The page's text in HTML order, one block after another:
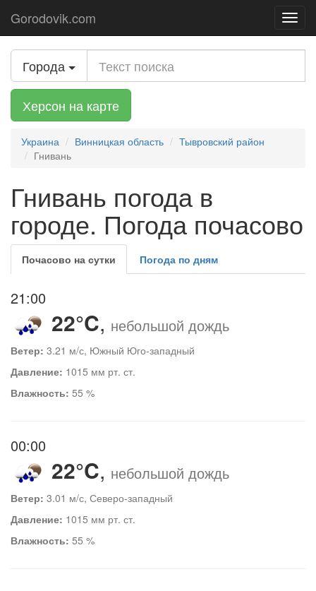
Gorodovik.com
Города
Херсон на карте
Украина Винницкая область
Тывровский район
Гнивань
Гнивань погода в
городе. Погода почасово
Почасово на сутки Погода по дням
21:00
22°C, небольшой дождь
Ветер: 3.21 м/с, Южный Юго-западный
Давление: 1015 мм рт. ст.
Влажность: 55 %
00:00
22°C, небольшой дождь
Ветер: 3.01 м/с, Северо-западный
Давление: 1015 мм рт. ст.
Влажность: 55 %